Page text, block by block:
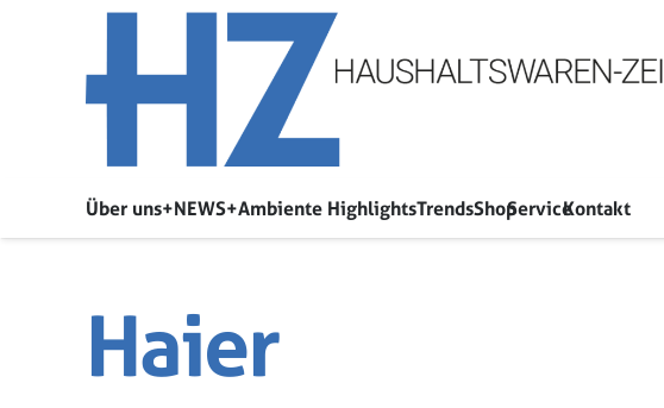
Über uns+NEWS+Ambiente HighlightsTrendsShopServiceKontakt
Haier